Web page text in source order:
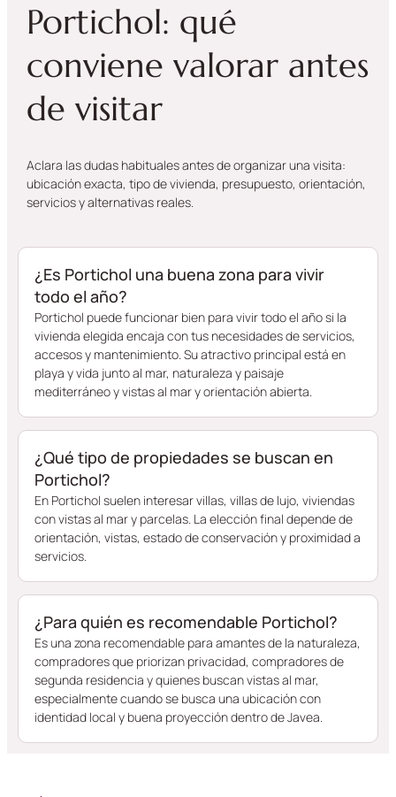
Portichol: qué
conviene valorar antes
de visitar
Aclara las dudas habituales antes de organizar una visita:
ubicación exacta, tipo de vivienda, presupuesto, orientación,
servicios y alternativas reales.
¿Es Portichol una buena zona para vivir
todo el año?
Portichol puede funcionar bien para vivir todo el año si la
vivienda elegida encaja con tus necesidades de servicios,
accesos y mantenimiento. Su atractivo principal está en
playa y vida junto al mar, naturaleza y paisaje
mediterráneo y vistas al mar y orientación abierta.
¿Qué tipo de propiedades se buscan en
Portichol?
En Portichol suelen interesar villas, villas de lujo, viviendas
con vistas al mar y parcelas. La elección final depende de
orientación, vistas, estado de conservación y proximidad a
servicios.
¿Para quién es recomendable Portichol?
Es una zona recomendable para amantes de la naturaleza,
compradores que priorizan privacidad, compradores de
segunda residencia y quienes buscan vistas al mar,
especialmente cuando se busca una ubicación con
identidad local y buena proyección dentro de Javea.